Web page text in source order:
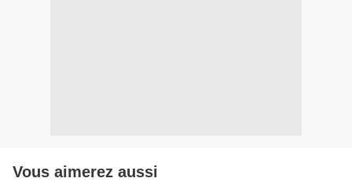
Vous aimerez aussi